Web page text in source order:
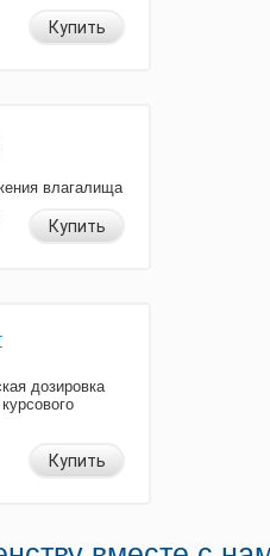
Купить
влагалища
Купить
дозировка
Купить